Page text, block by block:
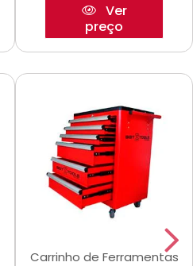
Ver
preço
Carrinho de Ferramentas